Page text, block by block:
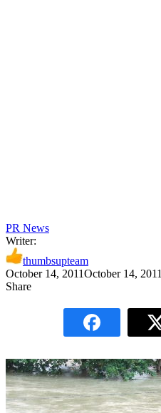
PR News
Writer:
thumbsupteam
October 14, 2011October 14, 2011
Share